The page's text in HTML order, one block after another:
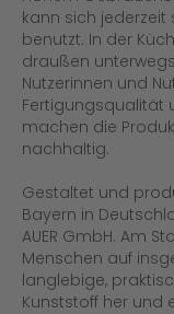
kann sich
benutzt. In der
draußen
Nutzerinnen und
Fertigungsqualität
machen die
nachhaltig.
Gestaltet und
Bayern in
AUER GmbH. Am
Menschen auf
langlebige,
Kunststoff her und